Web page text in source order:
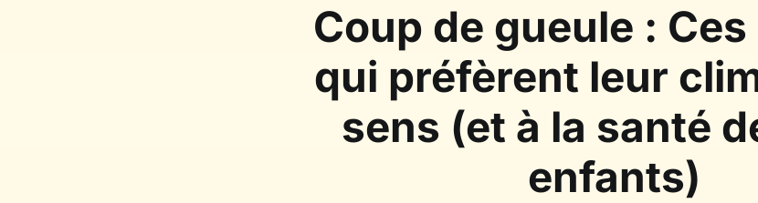
Coup de gueule :
qui préfèrent leur
sens (et à la santé
enfants)